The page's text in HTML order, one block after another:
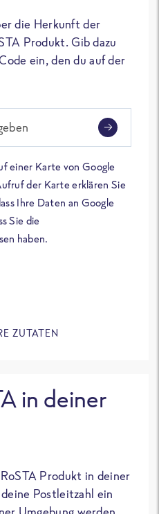
die Herkunft der
Produkt. Gib dazu
ein, den du auf der
einer Karte von Google
der Karte erklären Sie
Ihre Daten an Google
Sie die
haben.
ZUTATEN
in deiner
Produkt in deiner
Postleitzahl ein